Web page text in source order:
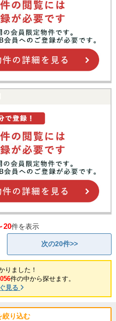
20件を表示
次の20件>>
りました！
件の中から探せます。
見る
絞り込む